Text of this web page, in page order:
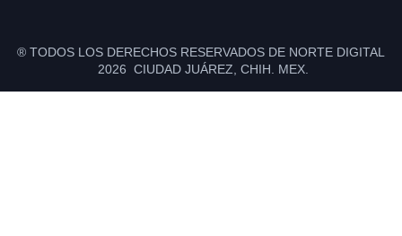
® TODOS LOS DERECHOS RESERVADOS DE NORTE DIGITAL
2026 CIUDAD JUÁREZ, CHIH. MEX.